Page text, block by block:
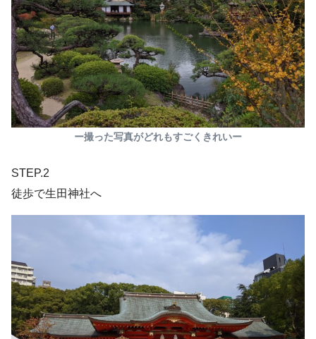
ー撮った写真がどれもすごくきれいー
STEP.2
徒歩で生田神社へ